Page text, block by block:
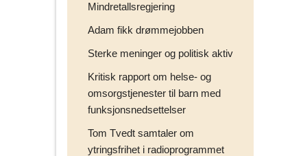
Mindretallsregjering
Adam fikk drømmejobben
Sterke meninger og politisk aktiv
Kritisk rapport om helse- og
omsorgstjenester til barn med
funksjonsnedsettelser
Tom Tvedt samtaler om
ytringsfrihet i radioprogrammet